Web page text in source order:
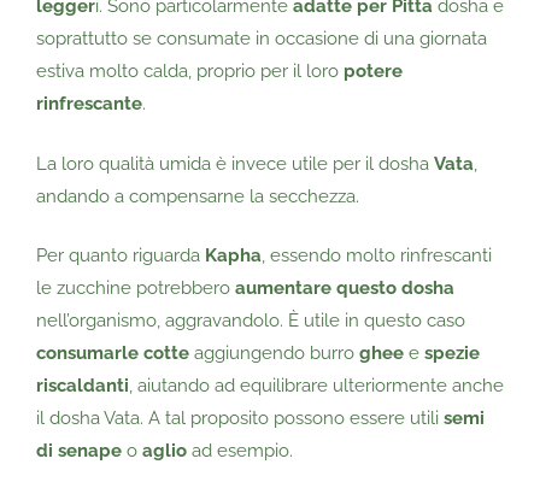
leggeri. Sono particolarmente adatte per Pitta dosha e
soprattutto se consumate in occasione di una giornata
estiva molto calda, proprio per il loro potere
rinfrescante.
La loro qualità umida è invece utile per il dosha Vata,
andando a compensarne la secchezza.
Per quanto riguarda Kapha, essendo molto rinfrescanti
le zucchine potrebbero aumentare questo dosha
nell’organismo, aggravandolo. È utile in questo caso
consumarle cotte aggiungendo burro ghee e spezie
riscaldanti, aiutando ad equilibrare ulteriormente anche
il dosha Vata. A tal proposito possono essere utili semi
di senape o aglio ad esempio.